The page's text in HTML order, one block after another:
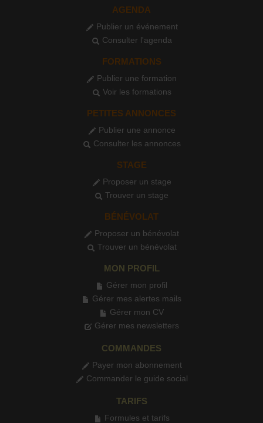
AGENDA
Publier un événement
Consulter l'agenda
FORMATIONS
Publier une formation
Voir les formations
PETITES ANNONCES
Publier une annonce
Consulter les annonces
STAGE
Proposer un stage
Trouver un stage
BÉNÉVOLAT
Proposer un bénévolat
Trouver un bénévolat
MON PROFIL
Gérer mon profil
Gérer mes alertes mails
Gérer mon CV
Gérer mes newsletters
COMMANDES
Payer mon abonnement
Commander le guide social
TARIFS
Formules et tarifs